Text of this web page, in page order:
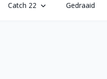
Catch 22 Gedraaid